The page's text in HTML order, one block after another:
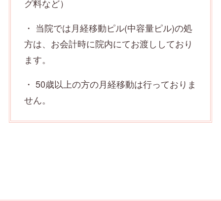
グ料など）
・ 当院では月経移動ピル(中容量ピル)の処
方は、お会計時に院内にてお渡ししており
ます。
・ 50歳以上の方の月経移動は行っておりま
せん。